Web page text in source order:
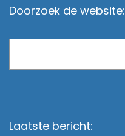
Doorzoek de website:
Laatste bericht: